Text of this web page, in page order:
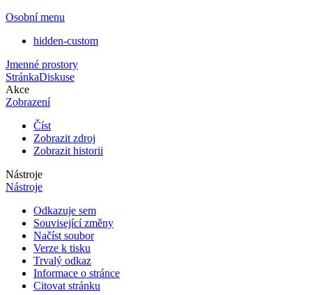
Osobní menu
hidden-custom
Jmenné prostory
StránkaDiskuse
Akce
Zobrazení
Číst
Zobrazit zdroj
Zobrazit historii
Nástroje
Nástroje
Odkazuje sem
Související změny
Načíst soubor
Verze k tisku
Trvalý odkaz
Informace o stránce
Citovat stránku